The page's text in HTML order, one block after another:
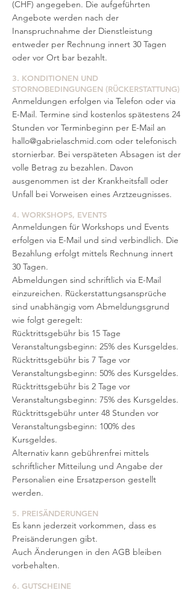
(CHF) angegeben. Die aufgeführten
Angebote werden nach der
Inanspruchnahme der Dienstleistung
entweder per Rechnung innert 30 Tagen
oder vor Ort bar bezahlt.
3. KONDITIONEN UND
STORNOBEDINGUNGEN (RÜCKERSTATTUNG)
Anmeldungen erfolgen via Telefon oder via
E-Mail. Termine sind kostenlos spätestens 24
Stunden vor Terminbeginn per E-Mail an
hallo@gabrielaschmid.com oder telefonisch
stornierbar. Bei verspäteten Absagen ist der
volle Betrag zu bezahlen. Davon
ausgenommen ist der Krankheitsfall oder
Unfall bei Vorweisen eines Arztzeugnisses.
4. WORKSHOPS, EVENTS
Anmeldungen für Workshops und Events
erfolgen via E-Mail und sind verbindlich. Die
Bezahlung erfolgt mittels Rechnung innert
30 Tagen.
Abmeldungen sind schriftlich via E-Mail
einzureichen. Rückerstattungsansprüche
sind unabhängig vom Abmeldungsgrund
wie folgt geregelt:
Rücktrittsgebühr bis 15 Tage
Veranstaltungsbeginn: 25% des Kursgeldes.
Rücktrittsgebühr bis 7 Tage vor
Veranstaltungsbeginn: 50% des Kursgeldes.
Rücktrittsgebühr bis 2 Tage vor
Veranstaltungsbeginn: 75% des Kursgeldes.
Rücktrittsgebühr unter 48 Stunden vor
Veranstaltungsbeginn: 100% des
Kursgeldes.
Alternativ kann gebührenfrei mittels
schriftlicher Mitteilung und Angabe der
Personalien eine Ersatzperson gestellt
werden.
5. PREISÄNDERUNGEN
Es kann jederzeit vorkommen, dass es
Preisänderungen gibt.
Auch Änderungen in den AGB bleiben
vorbehalten.
6. GUTSCHEINE